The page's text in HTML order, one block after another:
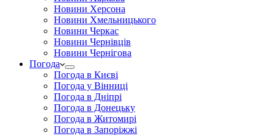
Новини Херсона
Новини Хмельницького
Новини Черкас
Новини Чернівців
Новини Чернігова
Погода
Погода в Києві
Погода у Вінниці
Погода в Дніпрі
Погода в Донецьку
Погода в Житомирі
Погода в Запоріжжі